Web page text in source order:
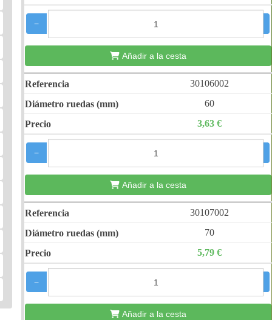
−
Añadir a la cesta
30106002
60
3,63 €
−
Añadir a la cesta
30107002
70
5,79 €
−
Añadir a la cesta